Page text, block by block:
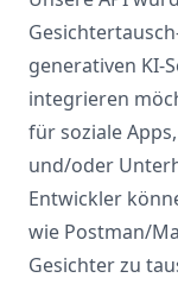
generativen KI-
integrieren
für soziale
und/oder
Entwickler
wie Postman/
Gesichter zu